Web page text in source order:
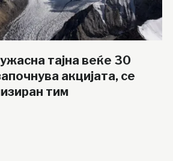
тајна веќе 30
акцијата, се
тим